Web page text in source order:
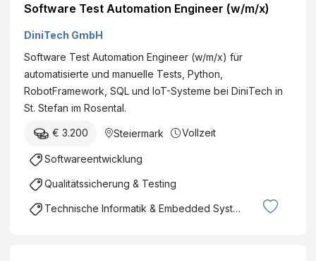
Software Test Automation Engineer (w/m/x)
DiniTech GmbH
Software Test Automation Engineer (w/m/x) für
automatisierte und manuelle Tests, Python,
RobotFramework, SQL und IoT-Systeme bei DiniTech in
St. Stefan im Rosental.
€ 3.200 Steiermark Vollzeit
Softwareentwicklung
Qualitätssicherung & Testing
Technische Informatik & Embedded Systems